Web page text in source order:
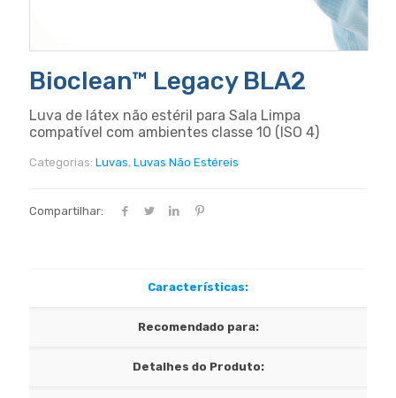
Bioclean™ Legacy BLA2
Luva de látex não estéril para Sala Limpa
compatível com ambientes classe 10 (ISO 4)
Categorias: Luvas, Luvas Não Estéreis
Compartilhar:
Características:
Recomendado para:
Detalhes do Produto: